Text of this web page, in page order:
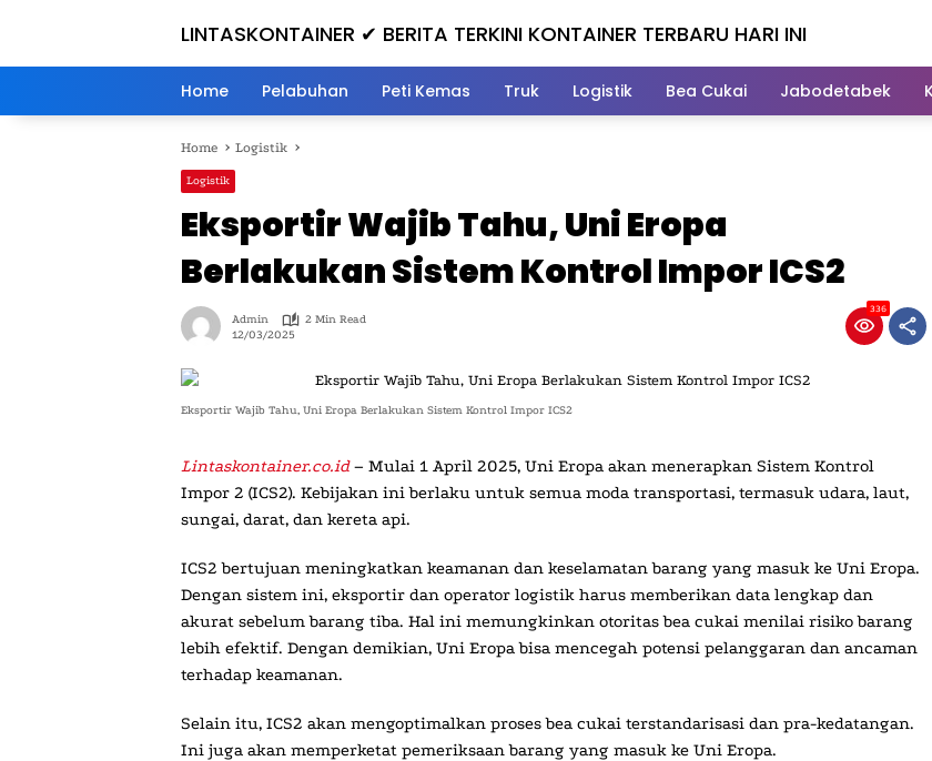
LINTASKONTAINER ✔ BERITA TERKINI KONTAINER TERBARU HARI INI
Home Pelabuhan Peti Kemas Truk Logistik Bea Cukai Jabodetabek
Home Logistik
Logistik
Eksportir Wajib Tahu, Uni Eropa
Berlakukan Sistem Kontrol Impor ICS2
Admin
2 Min Read
12/03/2025
336
Eksportir Wajib Tahu, Uni Eropa Berlakukan Sistem Kontrol Impor ICS2
Lintaskontainer.co.id– Mulai 1 April 2025, Uni Eropa akan menerapkan Sistem Kontrol
Impor 2 (ICS2). Kebijakan ini berlaku untuk semua moda transportasi, termasuk udara, laut,
sungai, darat, dan kereta api.
ICS2 bertujuan meningkatkan keamanan dan keselamatan barang yang masuk ke Uni Eropa.
Dengan sistem ini, eksportir dan operator logistik harus memberikan data lengkap dan
akurat sebelum barang tiba. Hal ini memungkinkan otoritas bea cukai menilai risiko barang
lebih efektif. Dengan demikian, Uni Eropa bisa mencegah potensi pelanggaran dan ancaman
terhadap keamanan.
Selain itu, ICS2 akan mengoptimalkan proses bea cukai terstandarisasi dan pra-kedatangan.
Ini juga akan memperketat pemeriksaan barang yang masuk ke Uni Eropa.